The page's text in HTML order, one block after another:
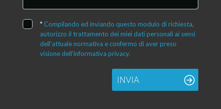
*Compilando ed inviando questo modulo di richiesta,
autorizzo il trattamento dei miei dati personali ai sensi
dell'attuale normativa e confermo di aver preso
visione dell'informativa privacy.
INVIA